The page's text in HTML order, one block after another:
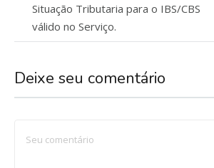
Situação Tributaria para o IBS/CBS
válido no Serviço.
Deixe seu comentário